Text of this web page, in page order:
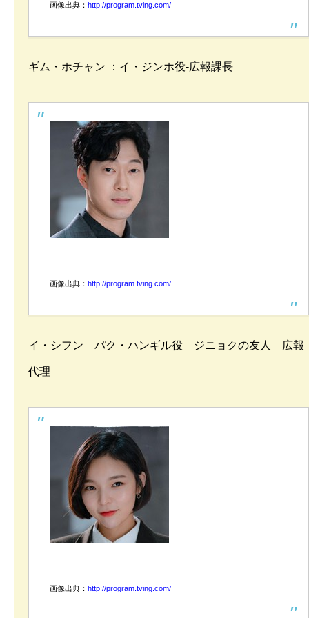
画像出典： http://program.tving.com/
ギム・ホチャン ：イ・ジンホ役-広報課長
画像出典： http://program.tving.com/
イ・シフン パク・ハンギル役 ジニョクの友人 広報
代理
画像出典： http://program.tving.com/